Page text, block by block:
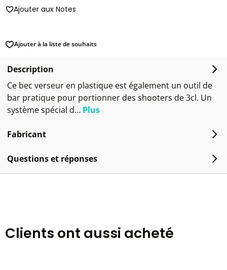
Ajouter aux Notes
Ajouter à la liste de souhaits
Description
Ce bec verseur en plastique est également un outil de
bar pratique pour portionner des shooters de 3cl. Un
système spécial d… Plus
Fabricant
Questions et réponses
Clients ont aussi acheté